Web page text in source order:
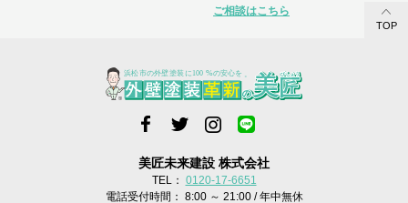
ご相談はこちら
TOP
美匠未来建設 株式会社
TEL： 0120-17-6651
電話受付時間： 8:00 ～ 21:00 / 年中無休